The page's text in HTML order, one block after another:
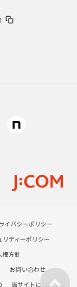
イバシーポリシー
リティーポリシー
権方針
お問い合わせ
当サイトについて